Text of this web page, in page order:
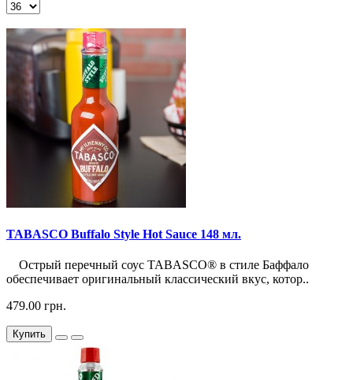
TABASCO Buffalo Style Hot Sauce 148 мл.
Острый перечный соус TABASCO® в стиле Баффало
обеспечивает оригинальный классический вкус, котор..
479.00 грн.
Купить